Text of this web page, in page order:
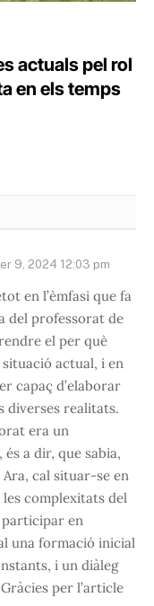
actuals pel rol
en els temps
9, 2024 12:03 pm
en l’èmfasi que fa
del professorat de
el per què
actual, i en
capaç d’elaborar
diverses realitats.
era un
a dir, que sabia,
cal situar-se en
complexitats del
en
una formació inicial
i un diàleg
per l’article